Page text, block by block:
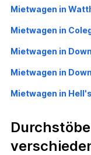
Mietwagen in
Mietwagen in
Mietwagen in
Mietwagen in
Mietwagen in